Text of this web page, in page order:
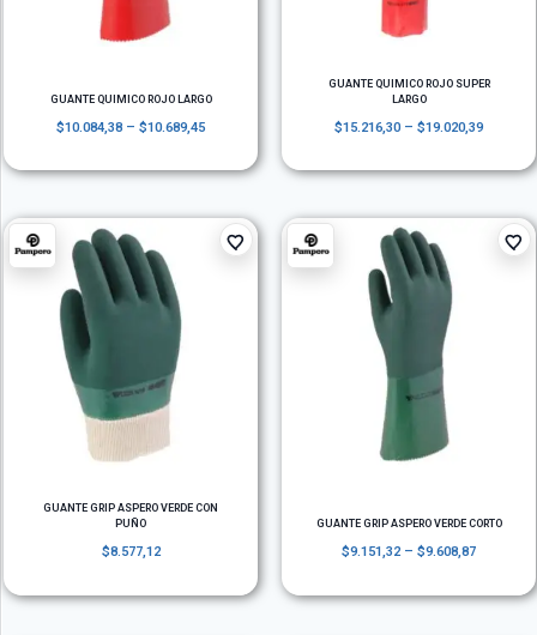
GUANTE QUIMICO ROJO LARGO
$10.084,38 – $10.689,45
GUANTE QUIMICO ROJO SUPER
LARGO
$15.216,30 – $19.020,39
GUANTE GRIP ASPERO VERDE CON
PUÑO
$8.577,12
GUANTE GRIP ASPERO VERDE CORTO
$9.151,32 – $9.608,87